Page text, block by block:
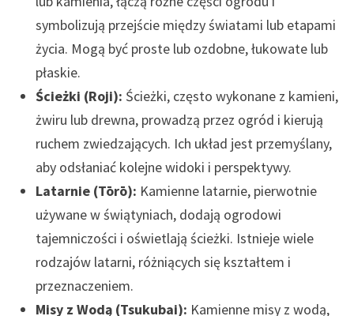
symbolizują przejście między światami lub etapami
życia. Mogą być proste lub ozdobne, łukowate lub
płaskie.
Ścieżki (Roji): Ścieżki, często wykonane z kamieni,
żwiru lub drewna, prowadzą przez ogród i kierują
ruchem zwiedzających. Ich układ jest przemyślany,
aby odsłaniać kolejne widoki i perspektywy.
Latarnie (Tōrō): Kamienne latarnie, pierwotnie
używane w świątyniach, dodają ogrodowi
tajemniczości i oświetlają ścieżki. Istnieje wiele
rodzajów latarni, różniących się kształtem i
przeznaczeniem.
Misy z Wodą (Tsukubai): Kamienne misy z wodą,